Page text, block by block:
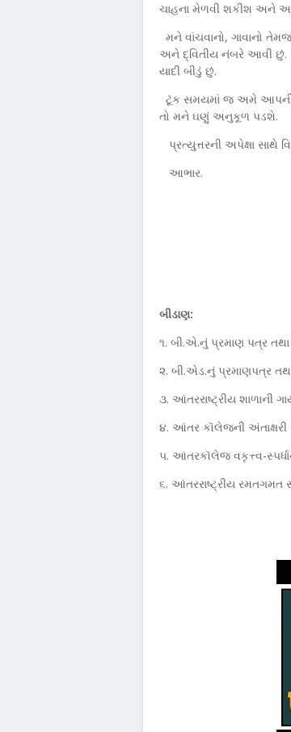
ચાહના મેળવી શકીશ અને
મને વાંચવાનો, ગાવાનો
અને દ્વિતીય નંબરે આવી છું. આ
યાદી બીડું છું.
ટૂંક સમયમાં જ અમે આપની
તો મને ઘણું અનુકૂળ પડશે.
પ્રત્યુત્તરની અપેક્ષા સાથે
આભાર.
બીડાણ:
૧. બી.એ.નું પ્રમાણ પત્ર
૨. બી.એડ.નું પ્રમાણપત્ર
૩. આંતરરાષ્ટ્રીય શાળાની
૪. આંતર કૉલેજની અંતાક્ષરી
૫. આંતરકૉલેજ વકૃત્ત્વ-
૬. આંતરરાષ્ટ્રીય રમતગમત